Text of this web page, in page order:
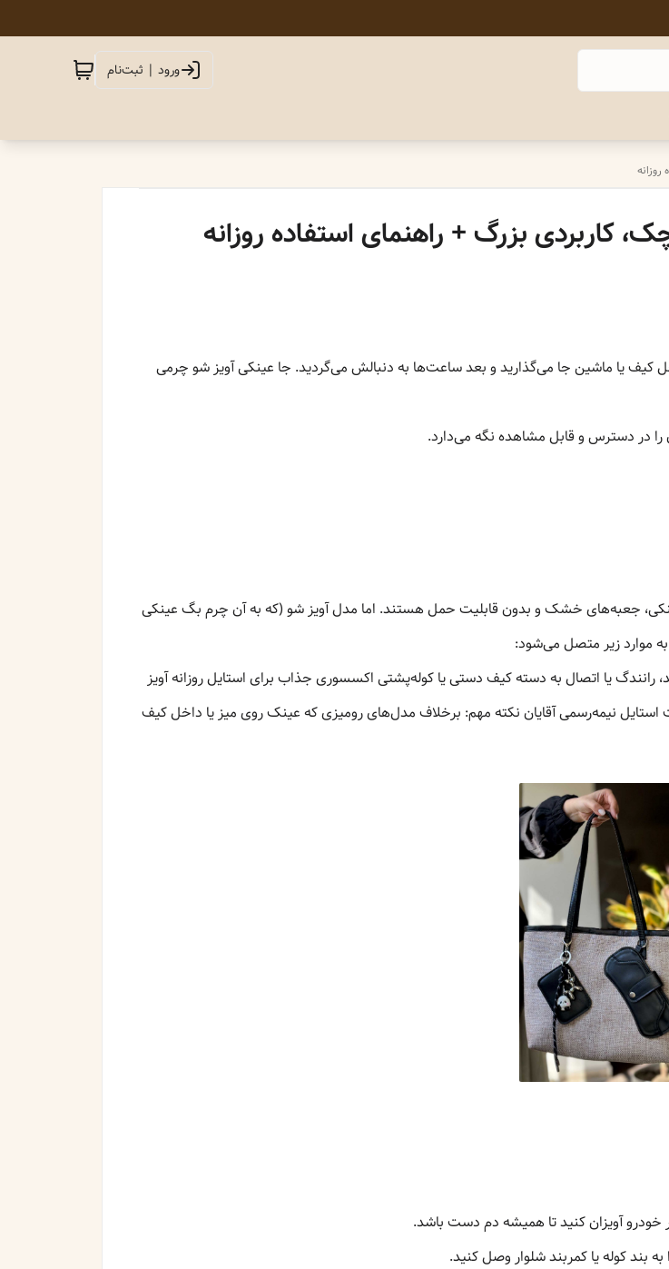
ورود | ثبت‌نام
کاربردی بزرگ + راهنمای استفاده روزانه
کیف یا ماشین جا می‌گذارید و بعد ساعت‌ها به دنبالش می‌گردید. جا عینکی آویز شو چرمی
در دسترس و قابل مشاهده نگه می‌دارد.
جعبه‌های خشک و بدون قابلیت حمل هستند. اما مدل آویز شو (که به آن چرم بگ عینکی
موارد زیر متصل می‌شود:
رانندگ یا اتصال به دسته کیف دستی یا کوله‌پشتی اکسسوری جذاب برای استایل روزانه آویز
نیمه‌رسمی آقایان نکته مهم: برخلاف مدل‌های رومیزی که عینک روی میز یا داخل کیف